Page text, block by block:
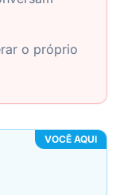
o próprio
VOCÊ AQUI